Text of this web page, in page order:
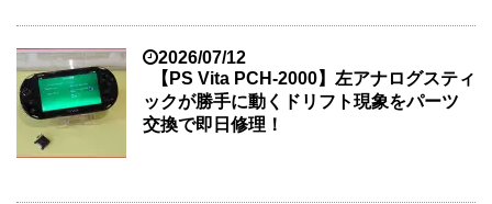
2026/07/12
【PS Vita PCH-2000】左アナログスティ
ックが勝手に動くドリフト現象をパーツ
交換で即日修理！